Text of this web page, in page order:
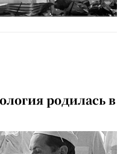
родилась в